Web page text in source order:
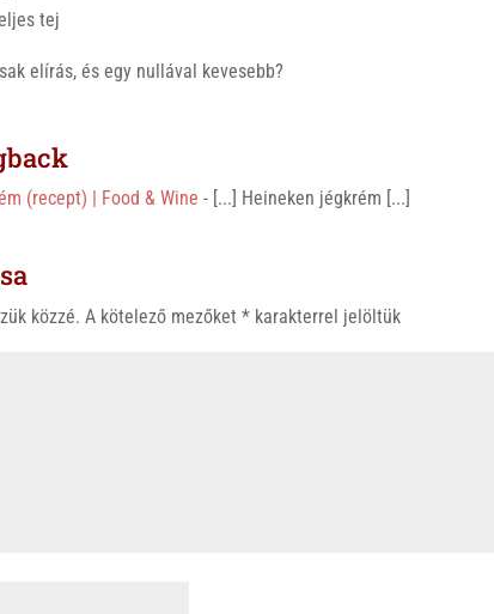
tej
elírás, és egy nullával kevesebb?
(recept) | Food & Wine - [...] Heineken jégkrém [...]
közzé. A kötelező mezőket* karakterrel jelöltük